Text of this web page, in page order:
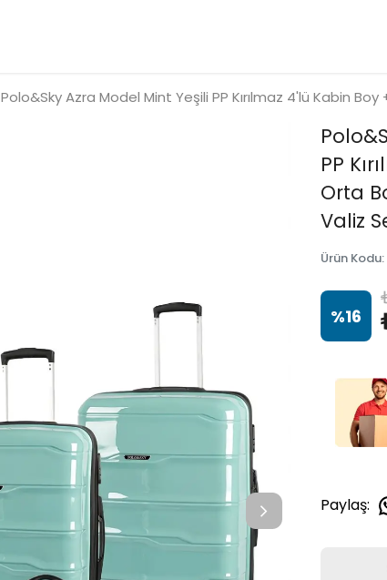
Polo&Sky Azra Model Mint Yeşili PP Kırılmaz 4'lü Kabin
PP
Orta
Valiz
Ürün Kodu:
%16
Paylaş: